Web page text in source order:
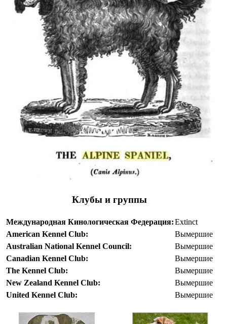
Клубы и группы
Международная Кинологическая Федерация:Extinct
American Kennel Club:
Вымершие
Australian National Kennel Council:
Вымершие
Canadian Kennel Club:
Вымершие
The Kennel Club:
Вымершие
New Zealand Kennel Club:
Вымершие
United Kennel Club:
Вымершие